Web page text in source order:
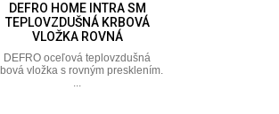
DEFRO HOME INTRA SM
TEPLOVZDUŠNÁ KRBOVÁ
VLOŽKA ROVNÁ
DEFRO oceľová teplovzdušná
vložka s rovným presklením.
...